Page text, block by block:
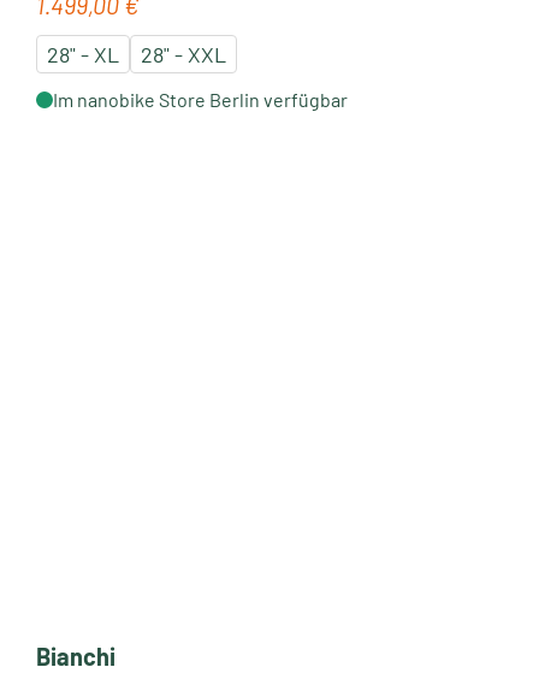
28" - XL 28" - XXL
Im nanobike Store Berlin verfügbar
Bianchi